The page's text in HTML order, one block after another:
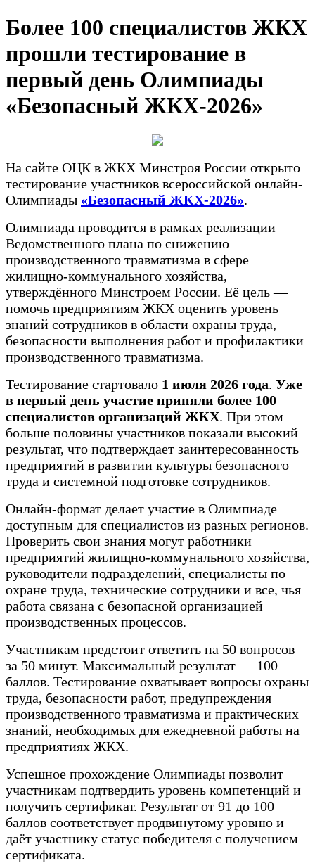
Более 100 специалистов ЖКХ
прошли тестирование в
первый день Олимпиады
«Безопасный ЖКХ-2026»
На сайте ОЦК в ЖКХ Минстроя России открыто
тестирование участников всероссийской онлайн-
Олимпиады «Безопасный ЖКХ-2026».
Олимпиада проводится в рамках реализации
Ведомственного плана по снижению
производственного травматизма в сфере
жилищно-коммунального хозяйства,
утверждённого Минстроем России. Её цель —
помочь предприятиям ЖКХ оценить уровень
знаний сотрудников в области охраны труда,
безопасности выполнения работ и профилактики
производственного травматизма.
Тестирование стартовало 1 июля 2026 года. Уже
в первый день участие приняли более 100
специалистов организаций ЖКХ. При этом
больше половины участников показали высокий
результат, что подтверждает заинтересованность
предприятий в развитии культуры безопасного
труда и системной подготовке сотрудников.
Онлайн-формат делает участие в Олимпиаде
доступным для специалистов из разных регионов.
Проверить свои знания могут работники
предприятий жилищно-коммунального хозяйства,
руководители подразделений, специалисты по
охране труда, технические сотрудники и все, чья
работа связана с безопасной организацией
производственных процессов.
Участникам предстоит ответить на 50 вопросов
за 50 минут. Максимальный результат — 100
баллов. Тестирование охватывает вопросы охраны
труда, безопасности работ, предупреждения
производственного травматизма и практических
знаний, необходимых для ежедневной работы на
предприятиях ЖКХ.
Успешное прохождение Олимпиады позволит
участникам подтвердить уровень компетенций и
получить сертификат. Результат от 91 до 100
баллов соответствует продвинутому уровню и
даёт участнику статус победителя с получением
сертификата.